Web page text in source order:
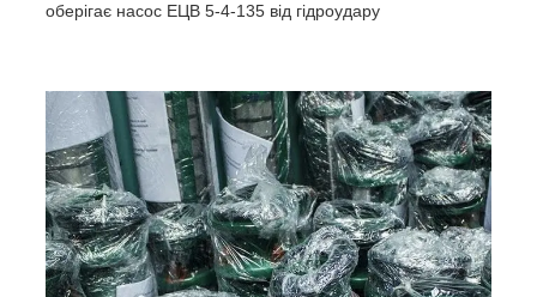
оберігає насос ЕЦВ 5-4-135 від гідроудару